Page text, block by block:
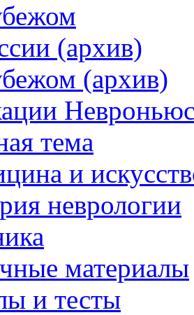
(архив)
(архив)
тема
и
неврологии
материалы
и тесты